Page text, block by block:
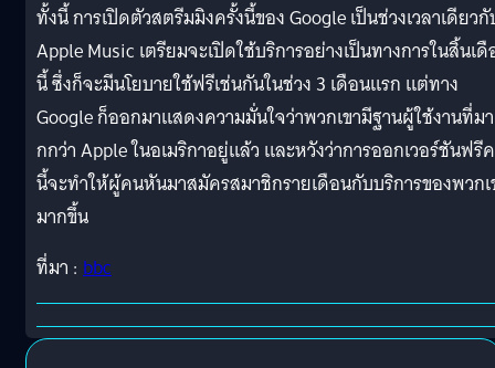
ทั้งนี้ การเปิดตัวสตรีมมิงครั้งนี้ของ Google เป็นช่วงเวลาเดียว
Apple Music เตรียมจะเปิดใช้บริการอย่างเป็นทางการในสิ้นเ
นี้ ซึ่งก็จะมีนโยบายใช้ฟรีเช่นกันในช่วง 3 เดือนแรก แต่ทาง
Google ก็ออกมาแสดงความมั่นใจว่าพวกเขามีฐานผู้ใช้งานที่มา
กกว่า Apple ในอเมริกาอยู่แล้ว และหวังว่าการออกเวอร์ชันฟรี
นี้จะทำให้ผู้คนหันมาสมัครสมาชิกรายเดือนกับบริการของพวกเ
มากขึ้น
ที่มา : bbc